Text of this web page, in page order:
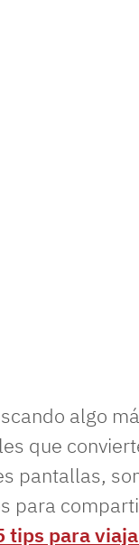
algo
que
pantallas,
para
tips para